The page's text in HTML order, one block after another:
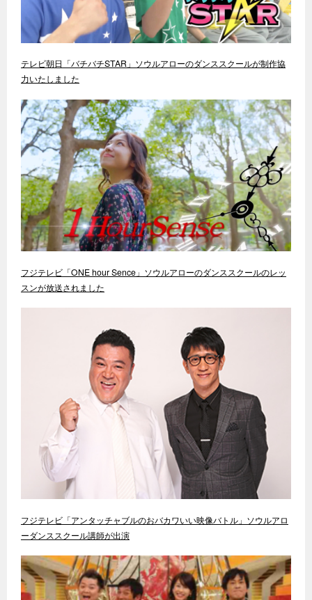
テレビ朝日「バチバチSTAR」ソウルアローのダンススクールが制作協
力いたしました
フジテレビ「ONE hour Sence」ソウルアローのダンススクールのレッ
スンが放送されました
フジテレビ「アンタッチャブルのおバカワいい映像バトル」ソウルアロ
ーダンススクール講師が出演